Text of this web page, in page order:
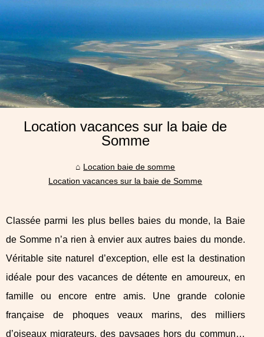
Location vacances sur la baie de
Somme
Location baie de somme
Location vacances sur la baie de Somme
Classée parmi les plus belles baies du monde, la Baie
de Somme n’a rien à envier aux autres baies du monde.
Véritable site naturel d’exception, elle est la destination
idéale pour des vacances de détente en amoureux, en
famille ou encore entre amis. Une grande colonie
française de phoques veaux marins, des milliers
d’oiseaux migrateurs, des paysages hors du commun…